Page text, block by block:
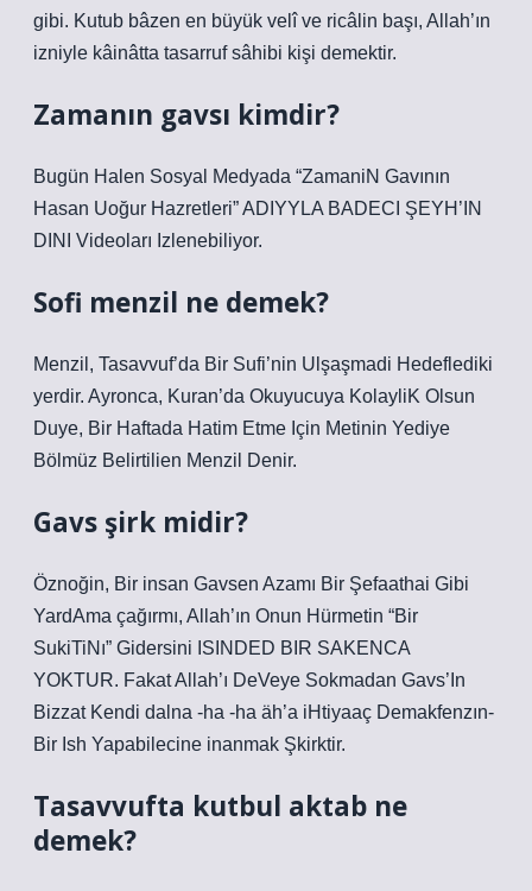
gibi. Kutub bâzen en büyük velî ve ricâlin başı, Allah’ın
izniyle kâinâtta tasarruf sâhibi kişi demektir.
Zamanın gavsı kimdir?
Bugün Halen Sosyal Medyada “ZamaniN Gavının
Hasan Uoğur Hazretleri” ADIYYLA BADECI ŞEYH’IN
DINI Videoları Izlenebiliyor.
Sofi menzil ne demek?
Menzil, Tasavvuf’da Bir Sufi’nin Ulşaşmadi Hedeflediki
yerdir. Ayronca, Kuran’da Okuyucuya KolayliK Olsun
Duye, Bir Haftada Hatim Etme Için Metinin Yediye
Bölmüz Belirtilien Menzil Denir.
Gavs şirk midir?
Öznoğin, Bir insan Gavsen Azamı Bir Şefaathai Gibi
YardAma çağırmı, Allah’ın Onun Hürmetin “Bir
SukiTiNı” Gidersini ISINDED BIR SAKENCA
YOKTUR. Fakat Allah’ı DeVeye Sokmadan Gavs’In
Bizzat Kendi dalna -ha -ha äh’a iHtiyaaç Demakfenzın-
Bir Ish Yapabilecine inanmak Şkirktir.
Tasavvufta kutbul aktab ne
demek?